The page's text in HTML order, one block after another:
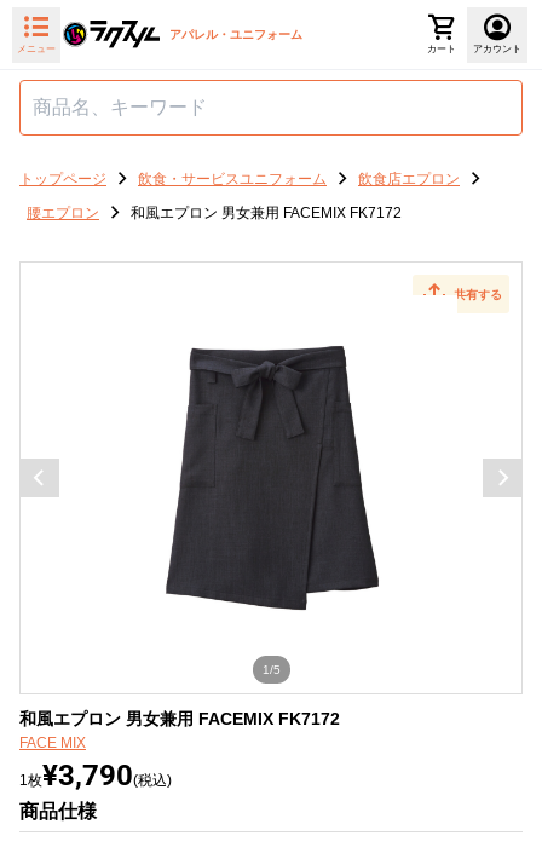
メニュー
アパレル・ユニフォーム
カート アカウント
トップページ 飲食・サービスユニフォーム
飲食店エプロン
腰エプロン
和風エプロン 男女兼用 FACEMIX FK7172
共有する
1/5
和風エプロン 男女兼用 FACEMIX FK7172
FACE MIX
1枚¥3,790(税込)
商品仕様